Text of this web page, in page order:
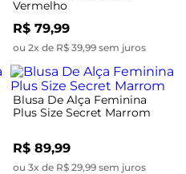
Vermelho
R$ 79,99
ou 2x de R$ 39,99 sem juros
Blusa De Alça Feminina
Plus Size Secret Marrom
R$ 89,99
ou 3x de R$ 29,99 sem juros